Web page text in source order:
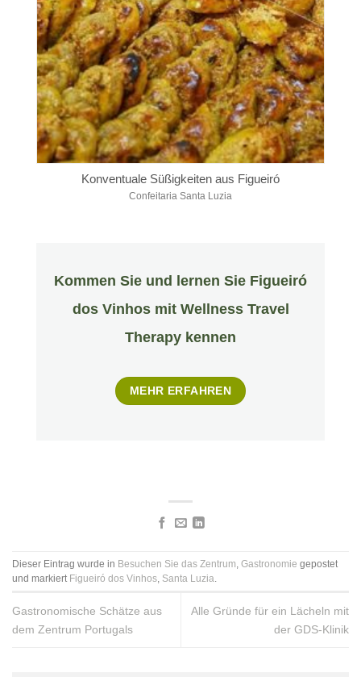
Konventuale Süßigkeiten aus Figueiró
Confeitaria Santa Luzia
Kommen Sie und lernen Sie Figueiró
dos Vinhos mit Wellness Travel
Therapy kennen
MEHR ERFAHREN
Dieser Eintrag wurde in Besuchen Sie das Zentrum Gastronomie gepostet
und markiert Figueiró dos Vinhos Santa Luzia
Gastronomische Schätze aus
dem Zentrum Portugals
Alle Gründe für ein Lächeln mit
der GDS-Klinik